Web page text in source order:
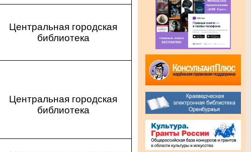
Центральная городская
библиотека
Центральная городская
библиотека